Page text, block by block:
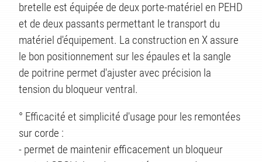
bretelle est équipée de deux porte-matériel en PEHD
et de deux passants permettant le transport du
matériel d'équipement. La construction en X assure
le bon positionnement sur les épaules et la sangle
de poitrine permet d'ajuster avec précision la
tension du bloqueur ventral.
° Efficacité et simplicité d'usage pour les remontées
sur corde :
- permet de maintenir efficacement un bloqueur